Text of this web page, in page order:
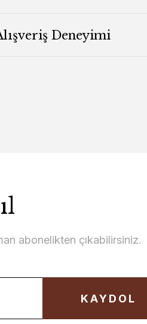
Deneyimi
abonelikten çıkabilirsiniz.
KAYDOL